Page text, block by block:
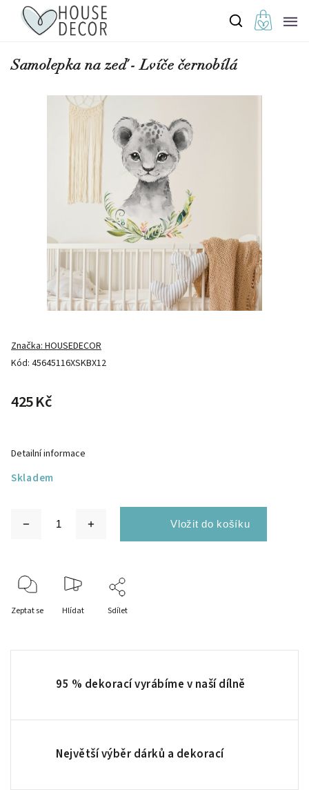
Samolepka na zeď - Lvíče černobílá
Kód: 45645116XSKBX12
Značka:HOUSEDECOR
425 Kč
Skladem
Detailní informace
Zeptat se Hlídat Sdílet
95 % dekorací vyrábíme v naší dílně
Největší výběr dárků a dekorací